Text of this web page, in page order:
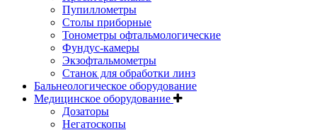
Пупиллометры
Столы приборные
Тонометры офтальмологические
Фундус-камеры
Экзофтальмометры
Станок для обработки линз
Бальнеологическое оборудование
Медицинское оборудование
Дозаторы
Негатоскопы